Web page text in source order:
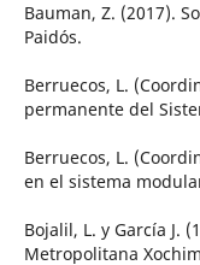
Bauman, Z. (2017).
Paidós.
Berruecos, L.
permanente del
Berruecos, L.
en el sistema
Bojalil, L. y García J.
Metropolitana